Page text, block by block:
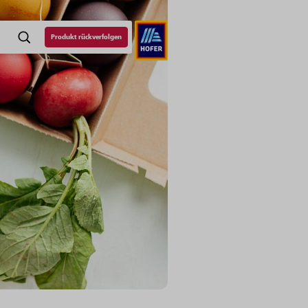
SUCHEProdukt rückverfolgen